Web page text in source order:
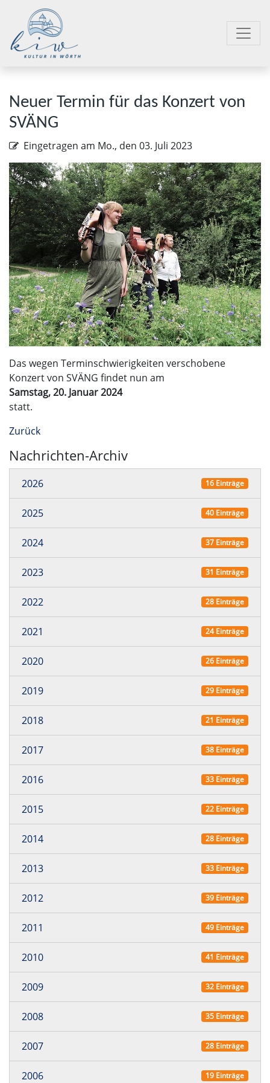
Neuer Termin für das Konzert von
SVÄNG
Eingetragen am Mo., den 03. Juli 2023
Das wegen Terminschwierigkeiten verschobene
Konzert von SVÄNG findet nun am
Samstag, 20. Januar 2024
statt.
Zurück
Nachrichten-Archiv
2026 16 Einträge
2025 40 Einträge
2024 37 Einträge
2023 31 Einträge
2022 28 Einträge
2021 24 Einträge
2020 26 Einträge
2019 29 Einträge
2018 21 Einträge
2017 38 Einträge
2016 33 Einträge
2015 22 Einträge
2014 28 Einträge
2013 33 Einträge
2012 39 Einträge
2011 49 Einträge
2010 41 Einträge
2009 32 Einträge
2008 35 Einträge
2007 28 Einträge
2006 19 Einträge